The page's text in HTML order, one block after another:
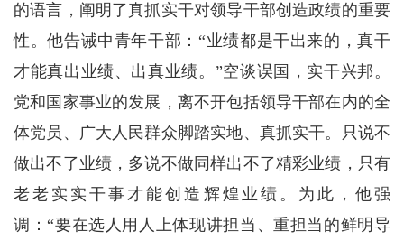
的语言，阐明了真抓实干对领导干部创造政绩的重要
性。他告诫中青年干部：“业绩都是干出来的，真干
才能真出业绩、出真业绩。”空谈误国，实干兴邦。
党和国家事业的发展，离不开包括领导干部在内的全
体党员、广大人民群众脚踏实地、真抓实干。只说不
做出不了业绩，多说不做同样出不了精彩业绩，只有
老老实实干事才能创造辉煌业绩。为此，他强
调：“要在选人用人上体现讲担当、重担当的鲜明导